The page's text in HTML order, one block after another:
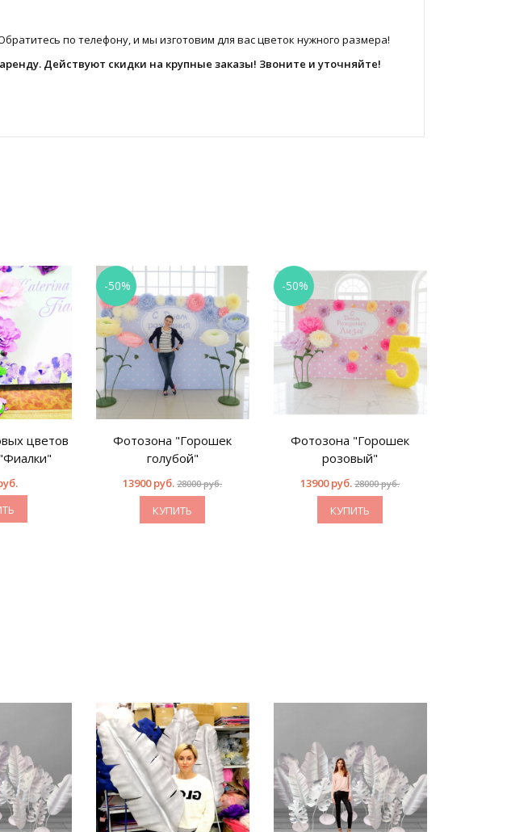
по телефону, и мы изготовим для вас цветок нужного размера!
. Действуют скидки на крупные заказы! Звоните и уточняйте!
цветов
-50%
Фотозона "Горошек
голубой"
13900 руб. 28000 руб.
КУПИТЬ
-50%
Фотозона "Горошек
розовый"
13900 руб. 28000 руб.
КУПИТЬ